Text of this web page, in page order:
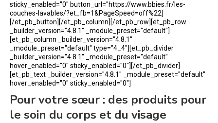
sticky_enabled="0" button_url="https://www.bbies.fr/les-
couches-lavables/?et_fb=1&PageSpeed=off%22]
[/et_pb_button][/et_pb_column][/et_pb_row][et_pb_row
_builder_version="4.8.1" _module_preset="default"]
[et_pb_column _builder_version="4.8.1"
_module_preset="default" type="4_4"][et_pb_divider
_builder_version="4.8.1" _module_preset="default"
hover_enabled="0" sticky_enabled="0"][/et_pb_divider]
[et_pb_text _builder_version="4.8.1" _module_preset="default"
hover_enabled="0" sticky_enabled="0"]
Pour votre sœur : des produits pour
le soin du corps et du visage